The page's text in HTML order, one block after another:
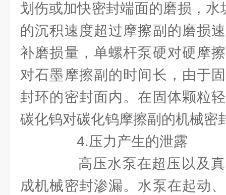
划伤或加快密封端面的磨损，
的沉积速度超过摩擦副的磨损
补磨损量，单螺杆泵硬对硬摩
对石墨摩擦副的时间长，由于
封环的密封面内。在固体颗粒
碳化钨对碳化钨摩擦副的机械密
4.压力产生的泄露
高压水泵在超压以及真
成机械密封渗漏。水泵在起动